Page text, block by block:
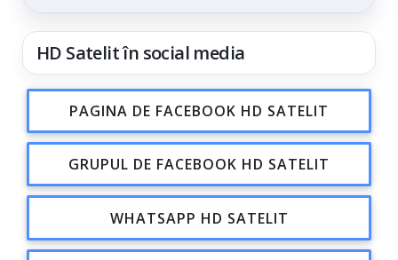
HD Satelit în social media
PAGINA DE FACEBOOK HD SATELIT
GRUPUL DE FACEBOOK HD SATELIT
WHATSAPP HD SATELIT